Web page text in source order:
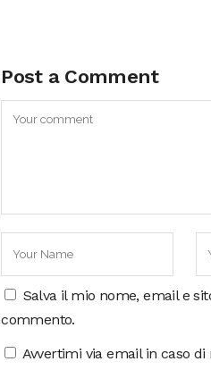
Post a Comment
Salva il mio nome, email e
commento.
Avvertimi via email in caso